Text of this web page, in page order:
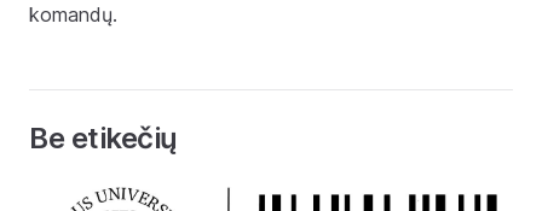
komandų.
Be etikečių